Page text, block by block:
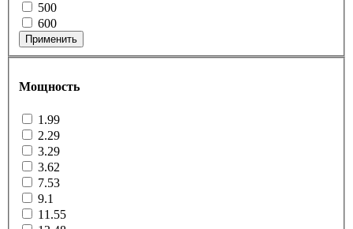
500
600
Применить
Мощность
1.99
2.29
3.29
3.62
7.53
9.1
11.55